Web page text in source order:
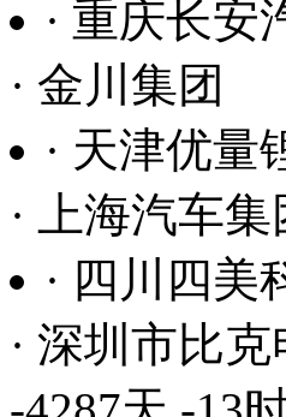
· 四川四美
· 深圳市比
· 德国巴斯
· 上海中兴
-4287天 -13